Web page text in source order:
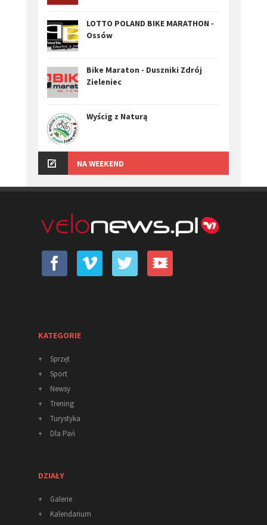
LOTTO POLAND BIKE MARATHON -
Ossów
Bike Maraton - Duszniki Zdrój
Zieleniec
Wyścig z Naturą
NA WEEKEND
KATEGORIE
+
Sprzęt
+
Sport
+
Newsy
+
Trening
+
Turystyka
+
Dla Pań
DZIAŁY
+
Galerie
+
Kalendarium